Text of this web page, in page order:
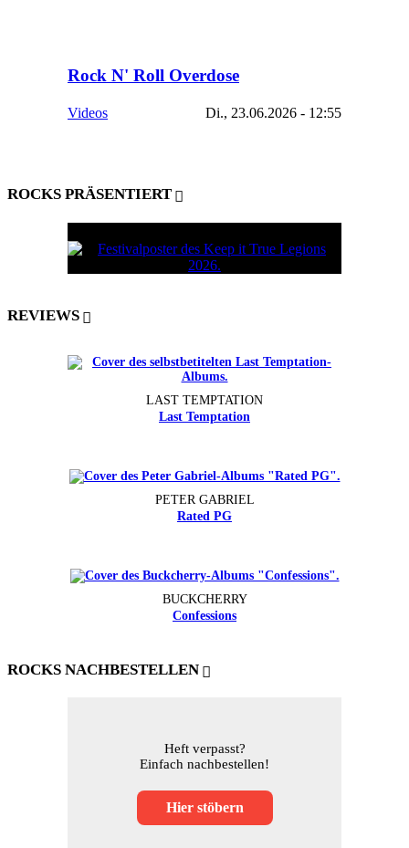
Rock N' Roll Overdose
Videos Di., 23.06.2026 - 12:55
ROCKS PRÄSENTIERT
REVIEWS
LAST TEMPTATION
Last Temptation
PETER GABRIEL
Rated PG
BUCKCHERRY
Confessions
ROCKS NACHBESTELLEN
Heft verpasst?
Einfach nachbestellen!
Hier stöbern